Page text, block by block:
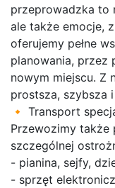
przeprowadzka to
ale także emocje,
oferujemy pełne
planowania, przez
nowym miejscu. Z
prostsza, szybsza
🔸 Transport
Przewozimy także
szczególnej
- pianina, sejfy,
- sprzęt